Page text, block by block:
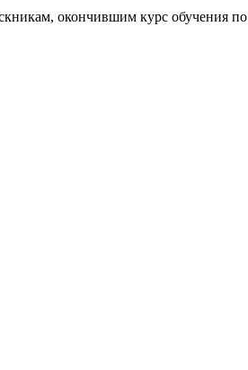
окончившим курс обучения